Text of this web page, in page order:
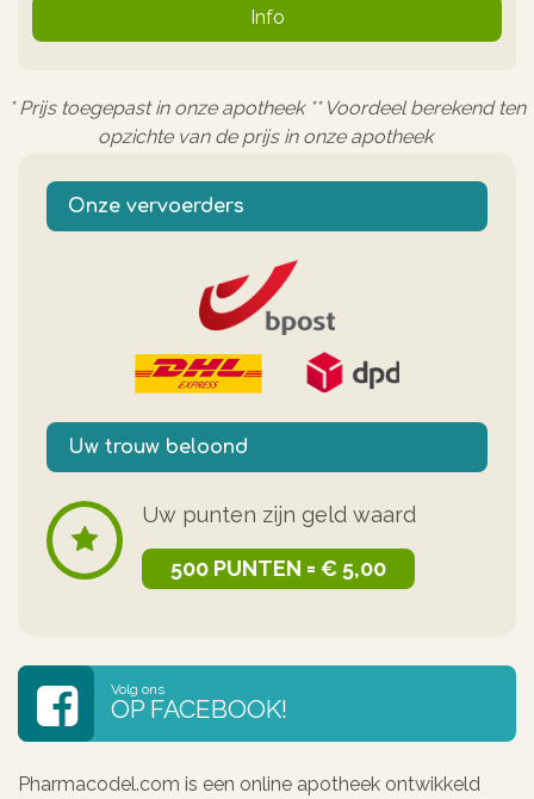
Info
* Prijs toegepast in onze apotheek ** Voordeel berekend ten
opzichte van de prijs in onze apotheek
Onze vervoerders
Uw trouw beloond
Uw punten zijn geld waard
500 PUNTEN = € 5,00
Volg ons
OP FACEBOOK!
Pharmacodel.com is een online apotheek ontwikkeld